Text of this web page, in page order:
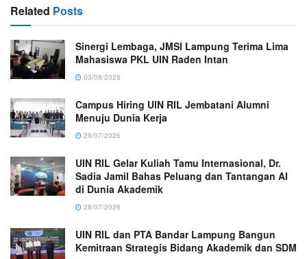
Related Posts
Sinergi Lembaga, JMSI Lampung Terima Lima
Mahasiswa PKL UIN Raden Intan
03/08/2026
Campus Hiring UIN RIL Jembatani Alumni
Menuju Dunia Kerja
29/07/2026
UIN RIL Gelar Kuliah Tamu Internasional, Dr.
Sadia Jamil Bahas Peluang dan Tantangan AI
di Dunia Akademik
28/07/2026
UIN RIL dan PTA Bandar Lampung Bangun
Kemitraan Strategis Bidang Akademik dan SDM